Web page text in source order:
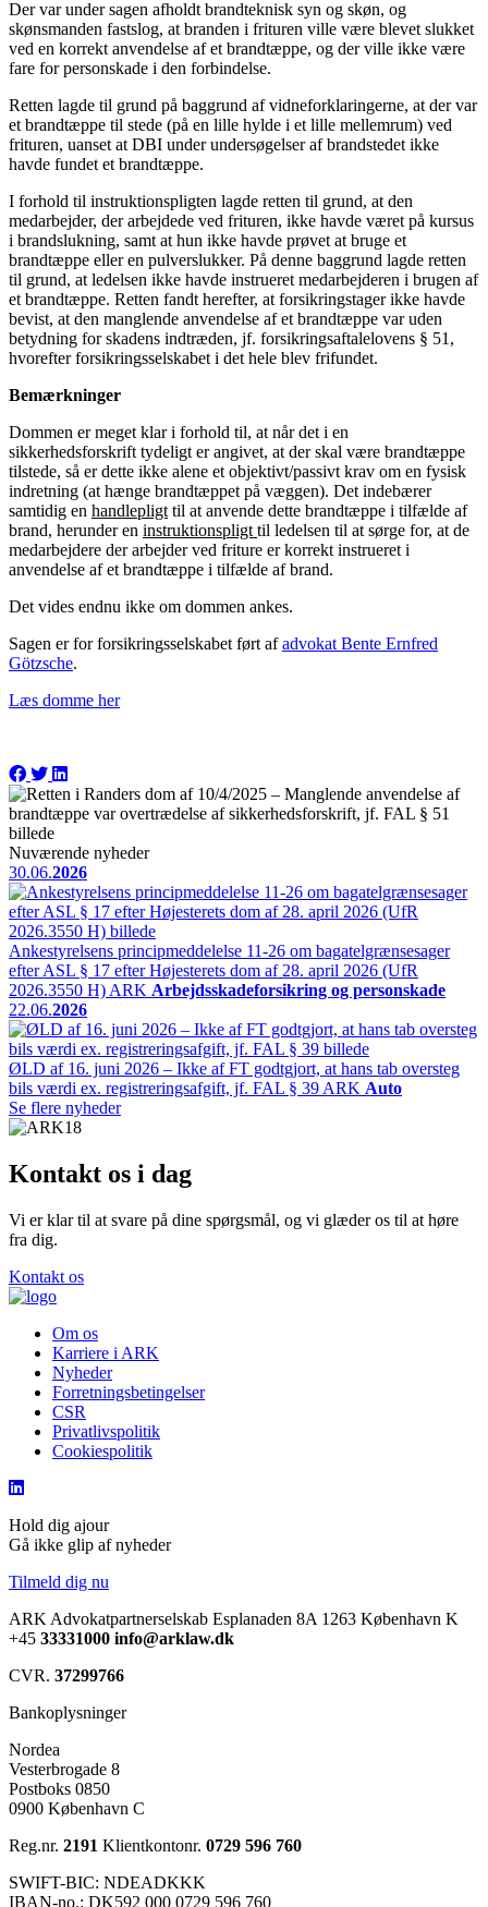
Der var under sagen afholdt brandteknisk syn og skøn, og
skønsmanden fastslog, at branden i frituren ville være blevet slukket
ved en korrekt anvendelse af et brandtæppe, og der ville ikke være
fare for personskade i den forbindelse.
Retten lagde til grund på baggrund af vidneforklaringerne, at der var
et brandtæppe til stede (på en lille hylde i et lille mellemrum) ved
frituren, uanset at DBI under undersøgelser af brandstedet ikke
havde fundet et brandtæppe.
I forhold til instruktionspligten lagde retten til grund, at den
medarbejder, der arbejdede ved frituren, ikke havde været på kursus
i brandslukning, samt at hun ikke havde prøvet at bruge et
brandtæppe eller en pulverslukker. På denne baggrund lagde retten
til grund, at ledelsen ikke havde instrueret medarbejderen i brugen af
et brandtæppe. Retten fandt herefter, at forsikringstager ikke havde
bevist, at den manglende anvendelse af et brandtæppe var uden
betydning for skadens indtræden, jf. forsikringsaftalelovens § 51,
hvorefter forsikringsselskabet i det hele blev frifundet.
Bemærkninger
Dommen er meget klar i forhold til, at når det i en
sikkerhedsforskrift tydeligt er angivet, at der skal være brandtæppe
tilstede, så er dette ikke alene et objektivt/passivt krav om en fysisk
indretning (at hænge brandtæppet på væggen). Det indebærer
samtidig en handlepligt til at anvende dette brandtæppe i tilfælde af
brand, herunder en instruktionspligt til ledelsen til at sørge for, at de
medarbejdere der arbejder ved friture er korrekt instrueret i
anvendelse af et brandtæppe i tilfælde af brand.
Det vides endnu ikke om dommen ankes.
Sagen er for forsikringsselskabet ført afadvokat Bente Ernfred
Götzsche.
Læs domme her
Nuværende nyheder
30.06.2026
Ankestyrelsens principmeddelelse 11-26 om bagatelgrænsesager
efter ASL § 17 efter Højesterets dom af 28. april 2026 (UfR
2026.3550 H) ARK Arbejdsskadeforsikring og personskade
22.06.2026
ØLD af 16. juni 2026 – Ikke af FT godtgjort, at hans tab oversteg
bils værdi ex. registreringsafgift, jf. FAL § 39 ARK Auto
Se flere nyheder
Kontakt os i dag
Vi er klar til at svare på dine spørgsmål, og vi glæder os til at høre
fra dig.
Kontakt os
Om os
Karriere i ARK
Nyheder
Forretningsbetingelser
CSR
Privatlivspolitik
Cookiespolitik
Hold dig ajour
Gå ikke glip af nyheder
Tilmeld dig nu
ARK Advokatpartnerselskab Esplanaden 8A 1263 København K
+45 33331000 info@arklaw.dk
CVR. 37299766
Bankoplysninger
Nordea
Vesterbrogade 8
Postboks 0850
0900 København C
Reg.nr. 2191 Klientkontonr. 0729 596 760
SWIFT-BIC: NDEADKKK
IBAN-no.: DK592 000 0729 596 760